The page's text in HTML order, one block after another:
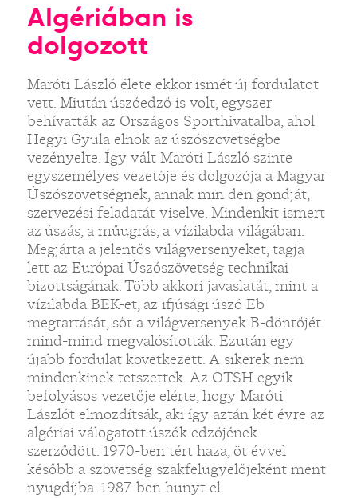
Algériában is
dolgozott
Maróti László élete ekkor ismét új fordulatot
vett. Miután úszóedző is volt, egyszer
behívatták az Országos Sporthivatalba, ahol
Hegyi Gyula elnök az úszószövetségbe
vezényelte. Így vált Maróti László szinte
egyszemélyes vezetője és dolgozója a Magyar
Úszószövetségnek, annak min den gondját,
szervezési feladatát viselve. Mindenkit ismert
az úszás, a műugrás, a vízilabda világában.
Megjárta a jelentős világversenyeket, tagja
lett az Európai Úszószövetség technikai
bizottságának. Több akkori javaslatát, mint a
vízilabda BEK-et, az ifjúsági úszó Eb
megtartását, sőt a világversenyek B-döntőjét
mind-mind megvalósították. Ezután egy
újabb fordulat következett. A sikerek nem
mindenkinek tetszettek. Az OTSH egyik
befolyásos vezetője elérte, hogy Maróti
Lászlót elmozdítsák, aki így aztán két évre az
algériai válogatott úszók edzőjének
szerződött. 1970-ben tért haza, öt évvel
később a szövetség szakfelügyelőjeként ment
nyugdíjba. 1987-ben hunyt el.